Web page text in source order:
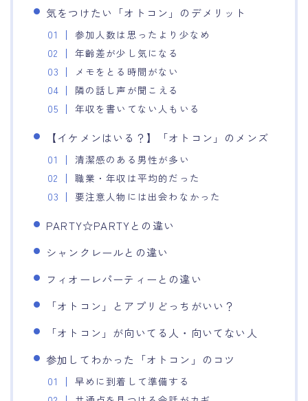
気をつけたい「オトコン」のデメリット
参加人数は思ったより少なめ
年齢差が少し気になる
メモをとる時間がない
隣の話し声が聞こえる
年収を書いてない人もいる
【イケメンはいる？】「オトコン」のメンズ
清潔感のある男性が多い
職業・年収は平均的だった
要注意人物には出会わなかった
PARTY☆PARTYとの違い
シャンクレールとの違い
フィオーレパーティーとの違い
「オトコン」とアプリどっちがいい？
「オトコン」が向いてる人・向いてない人
参加してわかった「オトコン」のコツ
早めに到着して準備する